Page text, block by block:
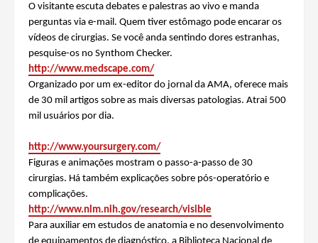
O visitante escuta debates e palestras ao vivo e manda
perguntas via e-mail. Quem tiver estômago pode encarar os
vídeos de cirurgias. Se você anda sentindo dores estranhas,
pesquise-os no Synthom Checker.
http://www.medscape.com/
Organizado por um ex-editor do jornal da AMA, oferece mais
de 30 mil artigos sobre as mais diversas patologias. Atrai 500
mil usuários por dia.
http://www.yoursurgery.com/
Figuras e animações mostram o passo-a-passo de 30
cirurgias. Há também explicações sobre pós-operatório e
complicações.
http://www.nlm.nih.gov/research/visible
Para auxiliar em estudos de anatomia e no desenvolvimento